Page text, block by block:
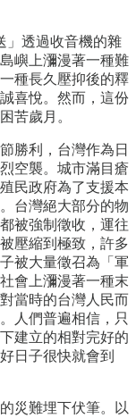
」透過收音機的雜
嶼上瀰漫著一種難
種長久壓抑後的釋
喜悅。然而，這份
苦歲月。
勝利，台灣作為日
空襲。城市滿目瘡
民政府為了支援本
台灣絕大部分的物
被強制徵收，運往
壓縮到極致，許多
被大量徵召為「軍
會上瀰漫著一種末
當時的台灣人民而
人們普遍相信，只
建立的相對完好的
日子很快就會到
災難埋下伏筆。以